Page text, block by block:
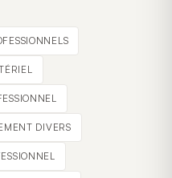
DIVERS